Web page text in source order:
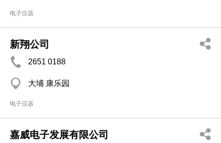
电子仪器
新翔公司
2651 0188
大埔 康乐园
电子仪器
嘉威电子发展有限公司